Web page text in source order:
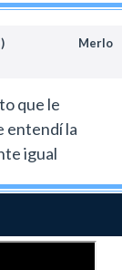
Merlo
que le
entendí la
igual